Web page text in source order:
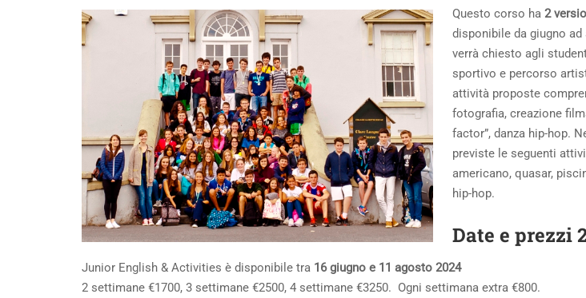
Questo corso ha 2
disponibile da giugno
verrà chiesto agli
sportivo e percorso
attività proposte
fotografia, creazione
factor”, danza hip-hop.
previste le seguenti
americano, quasar,
hip-hop.
Date e prezzi
Junior English & Activities è disponibile tra 16 giugno e 11 agosto 2024
2 settimane €1700, 3 settimane €2500, 4 settimane €3250. Ogni settimana extra €800.